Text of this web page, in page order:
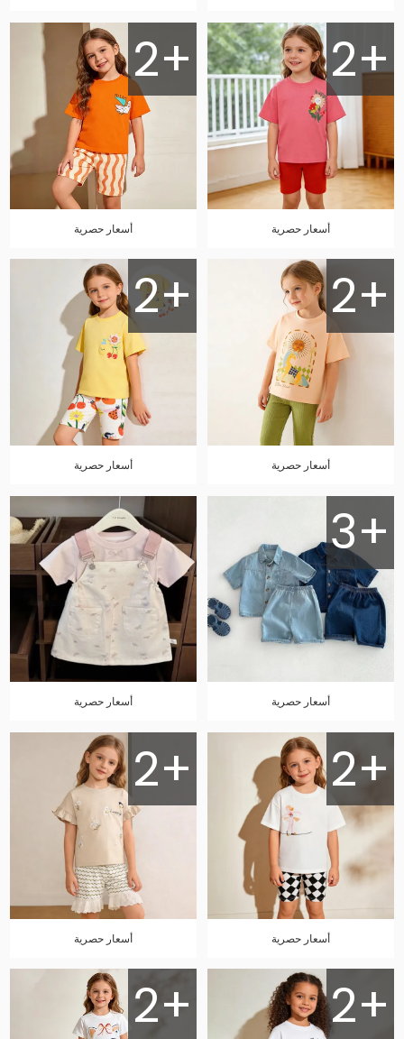
2+
أسعار حصرية
2+
أسعار حصرية
2+
أسعار حصرية
2+
أسعار حصرية
3+
أسعار حصرية أسعار حصرية
2+
أسعار حصرية
2+
أسعار حصرية
2+
2+